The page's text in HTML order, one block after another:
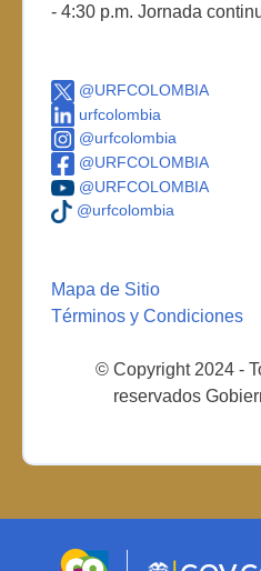
- 4:30 p.m. Jornada
@URFCOLOMBIA
urfcolombia
@urfcolombia
@URFCOLOMBIA
@URFCOLOMBIA
@urfcolombia
Mapa de Sitio
Términos y Condiciones
© Copyright 2024 -
reservados